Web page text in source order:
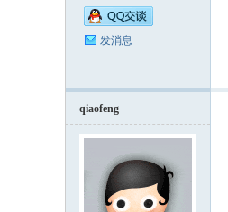
发消息
qiaofeng